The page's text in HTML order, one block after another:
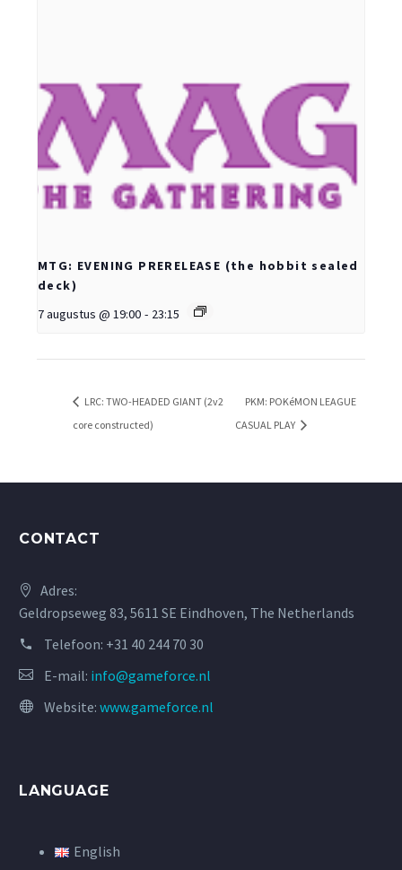
MTG: EVENING PRERELEASE (the hobbit sealed
deck)
7 augustus @ 19:00 - 23:15
LRC: TWO-HEADED GIANT (2v2
core constructed)
PKM: POKéMON LEAGUE
CASUAL PLAY
CONTACT
Adres:
Geldropseweg 83, 5611 SE Eindhoven, The Netherlands
Telefoon: +31 40 244 70 30
E-mail: info@gameforce.nl
Website: www.gameforce.nl
LANGUAGE
English